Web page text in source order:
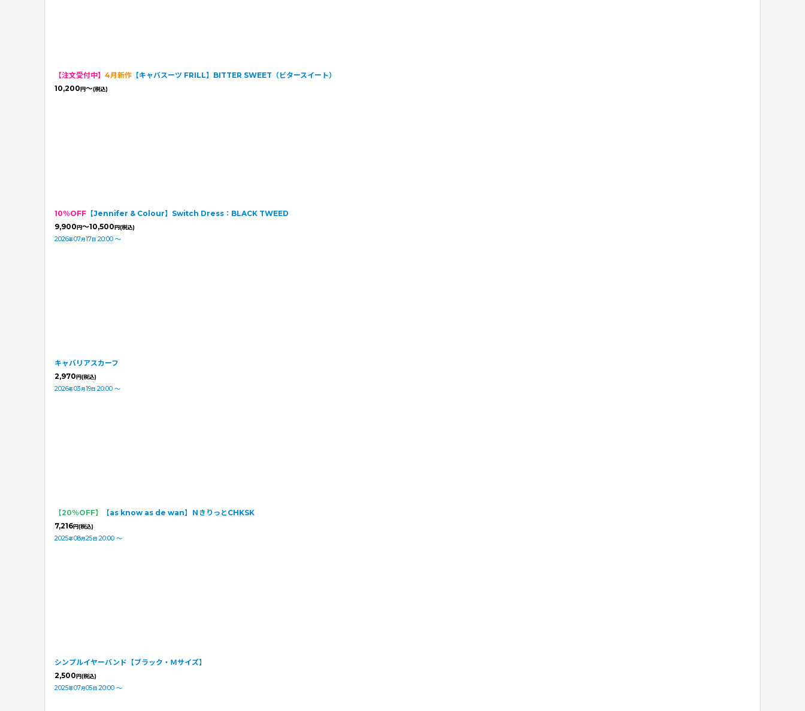
【注文受付中】 4月新作 【キャバスーツ FRILL】BITTER SWEET（ビタースイート）
10,200 円～(税込)
10％OFF 【Jennifer & Colour】Switch Dress：BLACK TWEED
9,900 円～10,500 円(税込)
2026年07月17日 20:00 ～
キャバリアスカーフ
2,970 円(税込)
2026年03月19日 20:00 ～
【20％OFF】
【as know as de wan】ＮきりっとCHKSK
7,216円(税込)
2025年08月25 日 20:00 ～
シンプルイヤーバンド【ブラック・Ｍサイズ】
2,500 円(税込)
2025年07月05 日 20:00 ～